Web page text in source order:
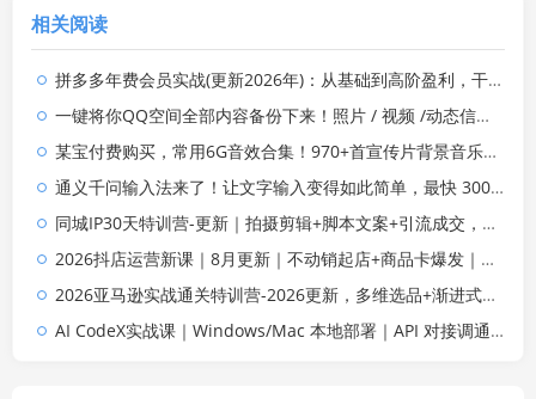
相关阅读
拼多多年费会员实战(更新2026年)：从基础到高阶盈利，干货拉满，帮你建立稳定盈利运营知识体系
一键将你QQ空间全部内容备份下来！照片 / 视频 /动态信息全存本地，Github最新开源项目 QzoneArchive
某宝付费购买，常用6G音效合集！970+首宣传片背景音乐，无版权可商用大气素材，分类清晰，高质量内容
通义千问输入法来了！让文字输入变得如此简单，最快 300 字/分，AI 自动润色，说话秒变工整文字
同城IP30天特训营-更新｜拍摄剪辑+脚本文案+引流成交，打爆本地流量提升门店业绩实操教学
2026抖店运营新课｜8月更新｜不动销起店+商品卡爆发｜达人玩法+店群批量复制｜轻松玩转抖音小店全域流量
2026亚马逊实战通关特训营-2026更新，多维选品+渐进式打法+AI应用，从0到1打造盈利店铺
AI CodeX实战课｜Windows/Mac 本地部署｜API 对接调通｜Skill 自制｜漫剧剪辑｜网站 VR 项目｜AI项目落地全教程